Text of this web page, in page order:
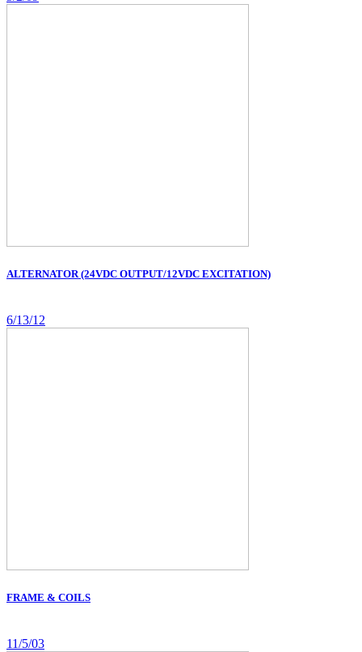
ALTERNATOR (24VDC OUTPUT/12VDC EXCITATION)
6/13/12
FRAME & COILS
11/5/03